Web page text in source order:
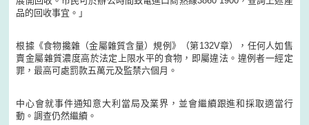
品的回收事宜。」
根據《食物攙雜（金屬雜質含量）規例》（第132V章），任何人如售
賣金屬雜質濃度高於法定上限水平的食物，即屬違法。違例者一經定
罪，最高可處罰款五萬元及監禁六個月。
中心會就事件通知意大利當局及業界，並會繼續跟進和採取適當行
動。調查仍然繼續。